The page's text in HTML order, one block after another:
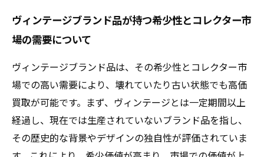
ヴィンテージブランド品が持つ希少性とコレクター市
場の需要について
ヴィンテージブランド品は、その希少性とコレクター市
場での高い需要により、壊れていたり古い状態でも高価
買取が可能です。まず、ヴィンテージとは一定期間以上
経過し、現在では生産されていないブランド品を指し、
その歴史的な背景やデザインの独自性が評価されていま